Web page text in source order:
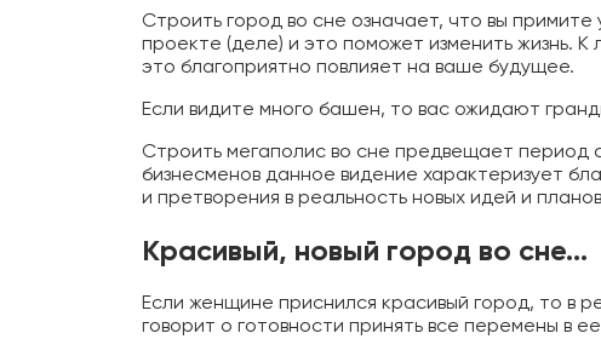
Строить город во сне означает, что вы
проекте (деле) и это поможет изменить жизнь.
это благоприятно повлияет на ваше будущее.
Если видите много башен, то вас ожидают
Строить мегаполис во сне предвещает период
бизнесменов данное видение характеризует
и претворения в реальность новых идей и
Красивый, новый город во сне…
Если женщине приснился красивый город, то в
говорит о готовности принять все перемены в